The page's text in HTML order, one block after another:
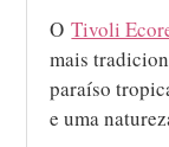
OTivoli
mais
paraíso
e uma